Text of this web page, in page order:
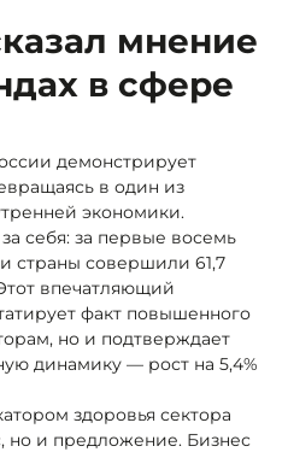
мнение
в сфере
демонстрирует
в один из
экономики.
себя: за первые восемь
страны совершили 61,7
впечатляющий
факт повышенного
но и подтверждает
динамику — рост на 5,4%
здоровья сектора
но и предложение. Бизнес